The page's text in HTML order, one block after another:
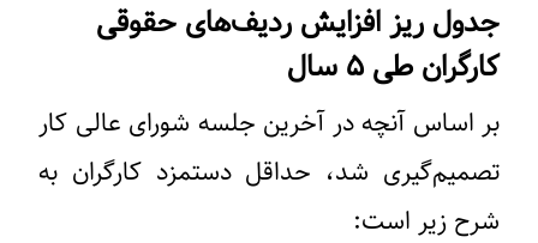
جدول ریز افزایش ردیف‌های حقوقی
کارگران طی ۵ سال
بر اساس آنچه در آخرین جلسه شورای عالی کار
تصمیم‌گیری شد، حداقل دستمزد کارگران به
شرح زیر است: